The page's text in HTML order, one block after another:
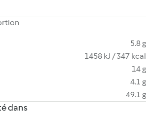
5.8 g
1458 kJ / 347 kcal
14 g
4.1 g
49.1 g
dans